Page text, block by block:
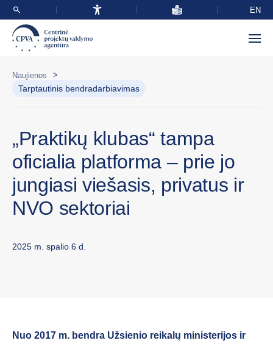
EN
Naujienos >
Tarptautinis bendradarbiavimas
„Praktikų klubas“ tampa
oficialia platforma – prie jo
jungiasi viešasis, privatus ir
NVO sektoriai
2025 m. spalio 6 d.
Nuo 2017 m. bendra Užsienio reikalų ministerijos ir